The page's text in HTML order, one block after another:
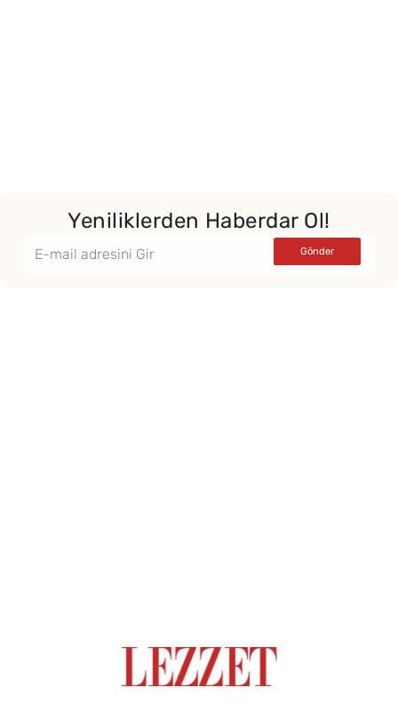
Yeniliklerden Haberdar Ol!